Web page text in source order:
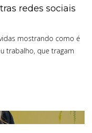
redes sociais
mostrando como é
trabalho, que tragam